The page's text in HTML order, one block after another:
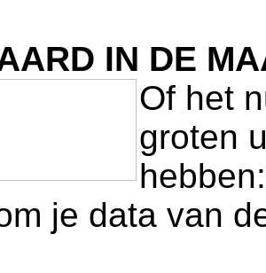
IN DE
Of het
groten
je data van